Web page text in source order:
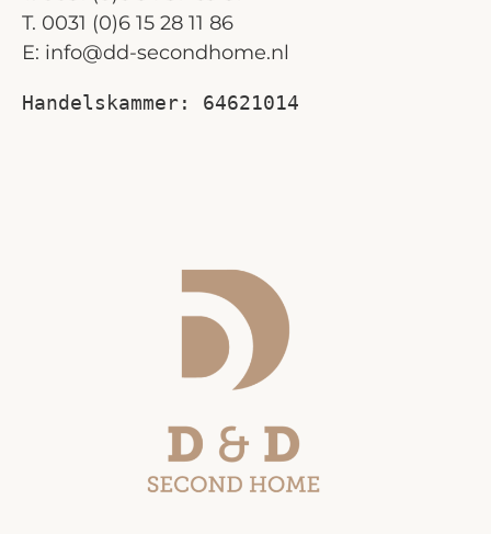
T. 0031 (0)6 15 28 11 86
E: info@dd-secondhome.nl
Handelskammer: 64621014